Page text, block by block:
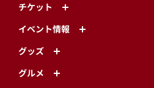
チケット
イベント情報
グッズ
グルメ